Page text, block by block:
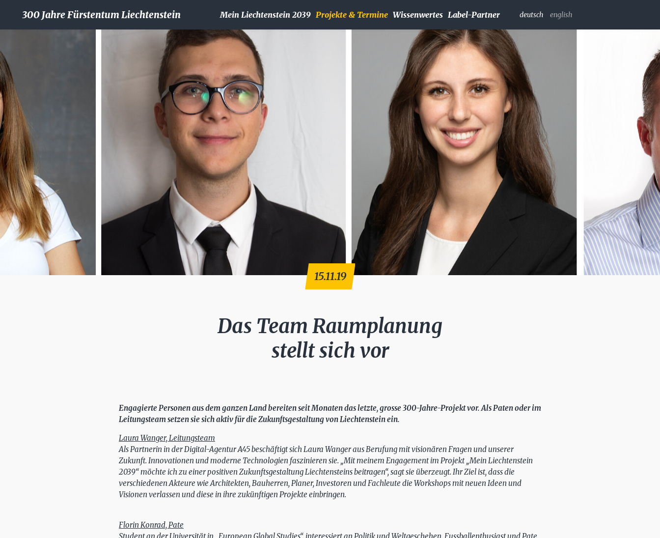
300 Jahre Fürstentum Liechtenstein Mein Liechtenstein 2039 Projekte & Termine Wissenwertes Label-Partner deutsch english
15.11.19
Das Team Raumplanung
stellt sich vor
Engagierte Personen aus dem ganzen Land bereiten seit Monaten das letzte, grosse 300-Jahre-Projekt vor. Als Paten oder im
Leitungsteam setzen sie sich aktiv für die Zukunftsgestaltung von Liechtenstein ein.
Laura Wanger, Leitungsteam
Als Partnerin in der Digital-Agentur A45 beschäftigt sich Laura Wanger aus Berufung mit visionären Fragen und unserer
Zukunft. Innovationen und moderne Technologien faszinieren sie. „Mit meinem Engagement im Projekt „Mein Liechtenstein
2039“ möchte ich zu einer positiven Zukunftsgestaltung Liechtensteins beitragen“, sagt sie überzeugt. Ihr Ziel ist, dass die
verschiedenen Akteure wie Architekten, Bauherren, Planer, Investoren und Fachleute die Workshops mit neuen Ideen und
Visionen verlassen und diese in ihre zukünftigen Projekte einbringen.
Florin Konrad, Pate